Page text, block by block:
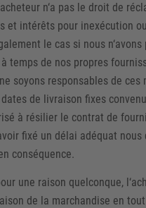
n‘a pas le droit de
et intérêts pour inexécution
le cas si nous
temps de nos propres
soyons responsables de ces
de livraison fixes
à résilier le contrat de
fixé un délai adéquat nous
conséquence.
une raison quelconque,
de la marchandise en